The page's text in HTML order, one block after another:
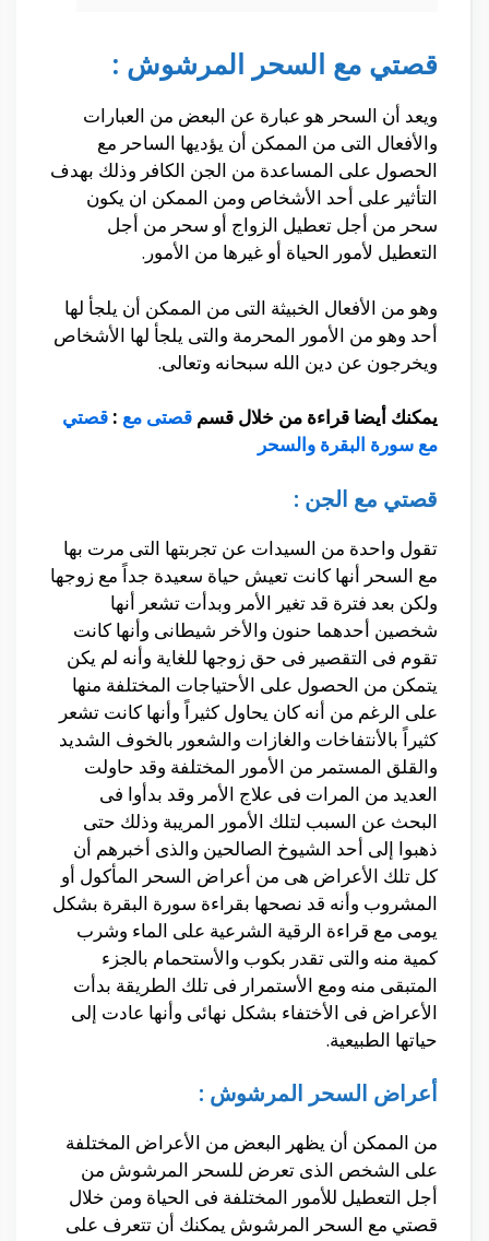
قصتي مع السحر المرشوش :
ويعد أن السحر هو عبارة عن البعض من العبارات
والأفعال التى من الممكن أن يؤديها الساحر مع
الحصول على المساعدة من الجن الكافر وذلك بهدف
التأثير على أحد الأشخاص ومن الممكن ان يكون
سحر من أجل تعطيل الزواج أو سحر من أجل
التعطيل لأمور الحياة أو غيرها من الأمور.
وهو من الأفعال الخبيثة التى من الممكن أن يلجأ لها
أحد وهو من الأمور المحرمة والتى يلجأ لها الأشخاص
ويخرجون عن دين الله سبحانه وتعالى.
يمكنك أيضا قراءة من خلال قسم قصتى مع : قصتي
مع سورة البقرة والسحر
قصتي مع الجن :
تقول واحدة من السيدات عن تجربتها التى مرت بها
مع السحر أنها كانت تعيش حياة سعيدة جداً مع زوجها
ولكن بعد فترة قد تغير الأمر وبدأت تشعر أنها
شخصين أحدهما حنون والأخر شيطانى وأنها كانت
تقوم فى التقصير فى حق زوجها للغاية وأنه لم يكن
يتمكن من الحصول على الأحتياجات المختلفة منها
على الرغم من أنه كان يحاول كثيراً وأنها كانت تشعر
كثيراً بالأنتفاخات والغازات والشعور بالخوف الشديد
والقلق المستمر من الأمور المختلفة وقد حاولت
العديد من المرات فى علاج الأمر وقد بدأوا فى
البحث عن السبب لتلك الأمور المريبة وذلك حتى
ذهبوا إلى أحد الشيوخ الصالحين والذى أخبرهم أن
كل تلك الأعراض هى من أعراض السحر المأكول أو
المشروب وأنه قد نصحها بقراءة سورة البقرة بشكل
يومى مع قراءة الرقية الشرعية على الماء وشرب
كمية منه والتى تقدر بكوب والأستحمام بالجزء
المتبقى منه ومع الأستمرار فى تلك الطريقة بدأت
الأعراض فى الأختفاء بشكل نهائى وأنها عادت إلى
حياتها الطبيعية.
أعراض السحر المرشوش :
من الممكن أن يظهر البعض من الأعراض المختلفة
على الشخص الذى تعرض للسحر المرشوش من
أجل التعطيل للأمور المختلفة فى الحياة ومن خلال
قصتي مع السحر المرشوش يمكنك أن تتعرف على